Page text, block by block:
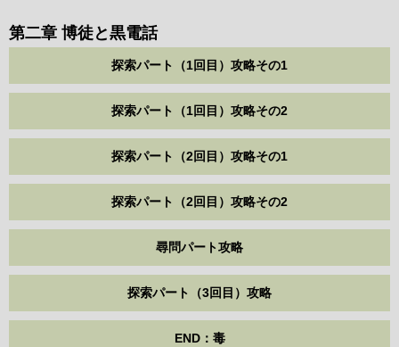
第二章 博徒と黒電話
探索パート（1回目）攻略その1
探索パート（1回目）攻略その2
探索パート（2回目）攻略その1
探索パート（2回目）攻略その2
尋問パート攻略
探索パート（3回目）攻略
END：毒